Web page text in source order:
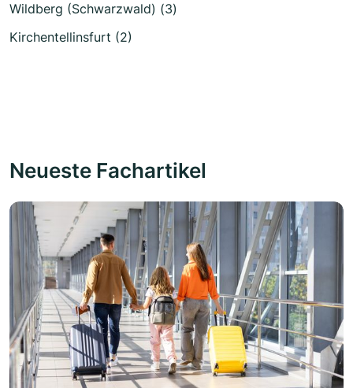
Wildberg (Schwarzwald) (3)
Kirchentellinsfurt (2)
Neueste Fachartikel